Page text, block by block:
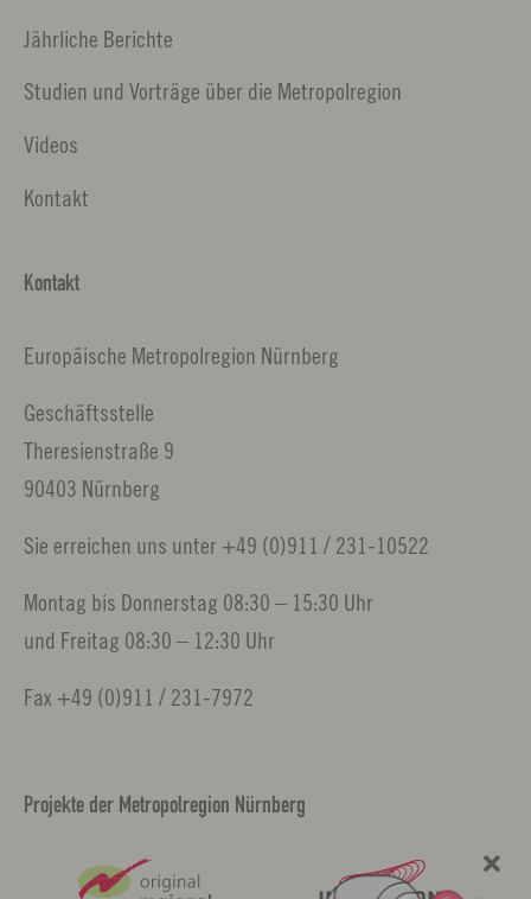
Jährliche Berichte
Studien und Vorträge über die Metropolregion
Videos
Kontakt
Kontakt
Europäische Metropolregion Nürnberg
Geschäftsstelle
Theresienstraße 9
90403 Nürnberg
Sie erreichen uns unter +49 (0)911 / 231-10522
Montag bis Donnerstag 08:30 – 15:30 Uhr
und Freitag 08:30 – 12:30 Uhr
Fax +49 (0)911 / 231-7972
Projekte der Metropolregion Nürnberg